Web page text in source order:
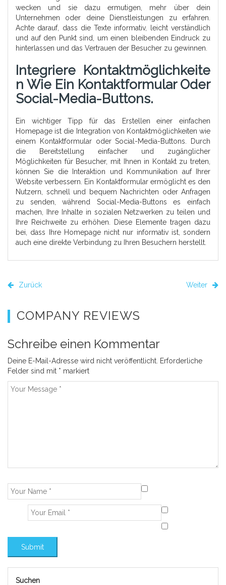
wecken und sie dazu ermutigen, mehr über dein
Unternehmen oder deine Dienstleistungen zu erfahren.
Achte darauf, dass die Texte informativ, leicht verständlich
und auf den Punkt sind, um einen bleibenden Eindruck zu
hinterlassen und das Vertrauen der Besucher zu gewinnen.
Integriere Kontaktmöglichkeite
N Wie Ein Kontaktformular Oder
Social-Media-Buttons.
Ein wichtiger Tipp für das Erstellen einer einfachen
Homepage ist die Integration von Kontaktmöglichkeiten wie
einem Kontaktformular oder Social-Media-Buttons. Durch
die Bereitstellung einfacher und zugänglicher
Möglichkeiten für Besucher, mit Ihnen in Kontakt zu treten,
können Sie die Interaktion und Kommunikation auf Ihrer
Website verbessern. Ein Kontaktformular ermöglicht es den
Nutzern, schnell und bequem Nachrichten oder Anfragen
zu senden, während Social-Media-Buttons es einfach
machen, Ihre Inhalte in sozialen Netzwerken zu teilen und
Ihre Reichweite zu erhöhen. Diese Elemente tragen dazu
bei, dass Ihre Homepage nicht nur informativ ist, sondern
auch eine direkte Verbindung zu Ihren Besuchern herstellt.
Zurück Weiter
COMPANY REVIEWS
Schreibe einen Kommentar
Deine E-Mail-Adresse wird nicht veröffentlicht. Erforderliche
Felder sind mit * markiert
Suchen